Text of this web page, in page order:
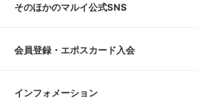
そのほかのマルイ公式SNS
会員登録・エポスカード入会
インフォメーション